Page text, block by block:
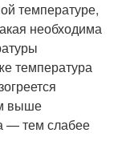
температуре,
необходима
температура
выше
— тем слабее